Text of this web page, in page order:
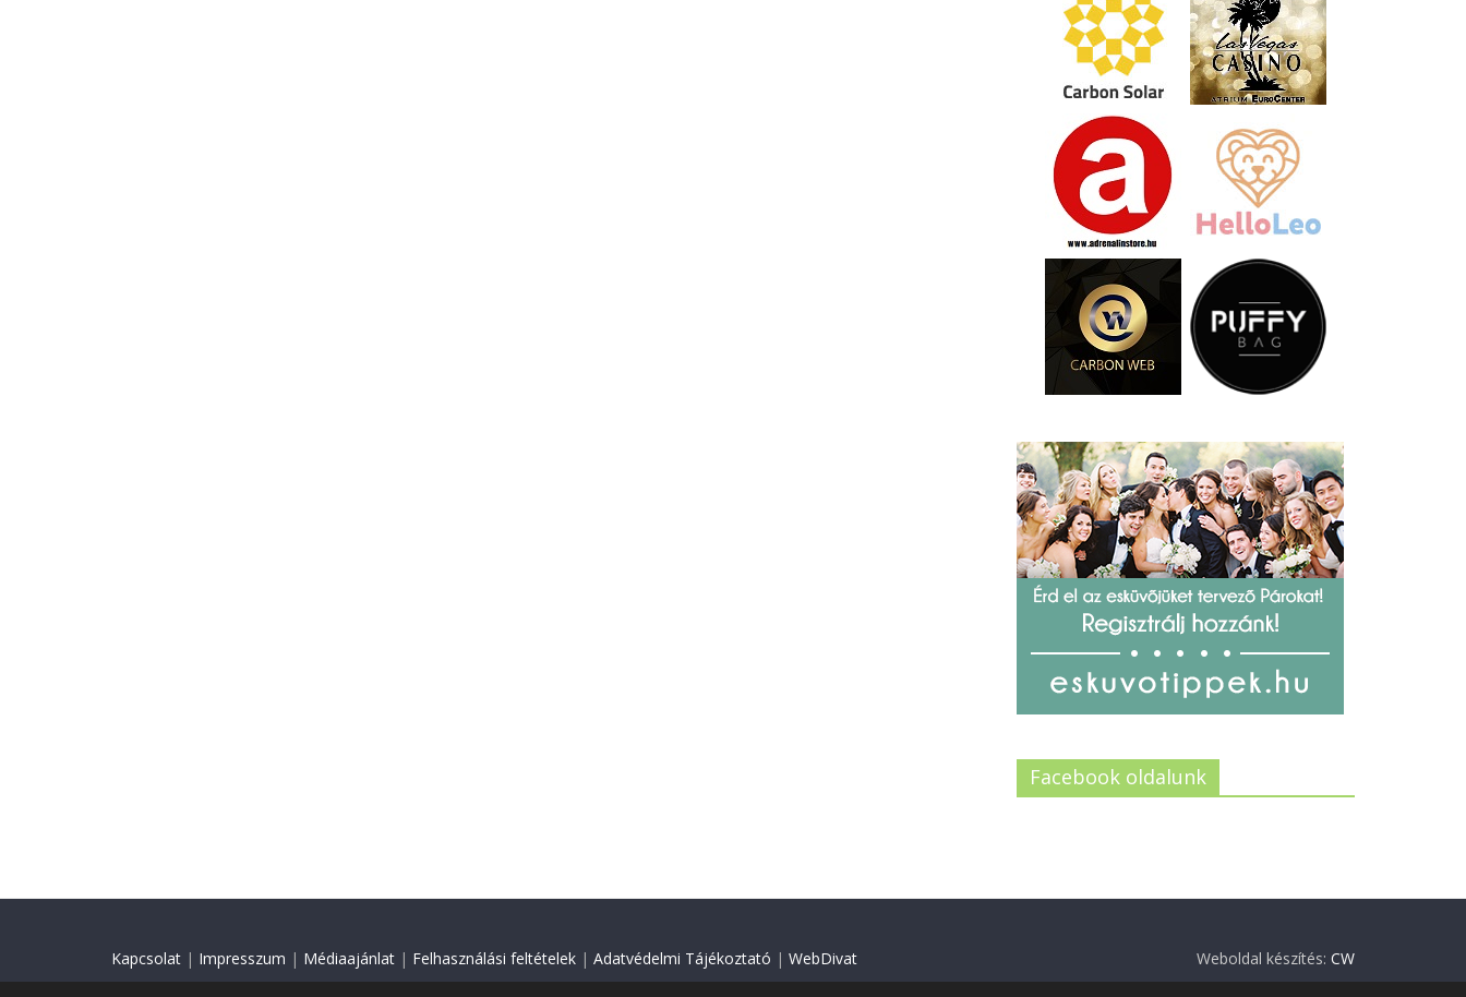
Facebook oldalunk
Kapcsolat | Impresszum | Médiaajánlat | Felhasználási feltételek | Adatvédelmi Tájékoztató | WebDivat
Weboldal készítés: CW